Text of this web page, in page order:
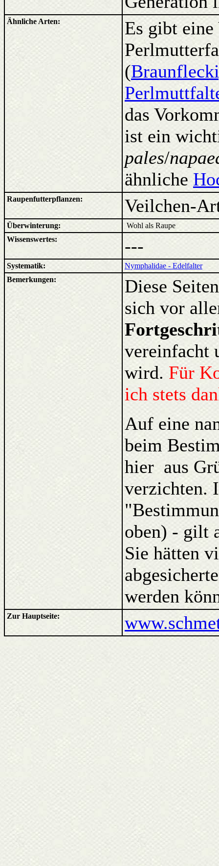
Ähnliche Arten:
Es gibt
(
das
ist ein
pales/
ähnliche
Raupenfutterpflanzen: Veilchen-
Überwinterung:
Wohl als Raupe
Wissenswertes:
---
Systematik:
Nymphalidae - Edelfalter
Bemerkungen:
Diese
sich vor
vereinfacht
wird. Für
ich stets
Auf eine
beim
hier aus
verzichten.
oben) - gilt
Sie hätten
werden
Zur Hauptseite: